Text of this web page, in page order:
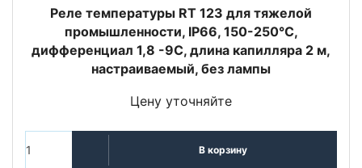
Реле температуры RT 123 для тяжелой
промышленности, IP66, 150-250°С,
дифференциал 1,8 -9С, длина капилляра 2 м,
настраиваемый, без лампы
Цену уточняйте
В корзину